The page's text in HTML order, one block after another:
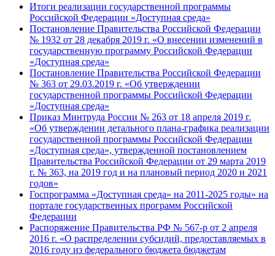
Итоги реализации государственной программы
Российской Федерации «Доступная среда»
Постановление Правительства Российской Федерации
№ 1932 от 28 декабря 2019 г. «О внесении изменений в
государственную программу Российской Федерации
«Доступная среда»
Постановление Правительства Российской Федерации
№ 363 от 29.03.2019 г. «Об утверждении
государственной программы Российской Федерации
«Доступная среда»
Приказ Минтруда России № 263 от 18 апреля 2019 г.
«Об утверждении детального плана-графика реализации
государственной программы Российской Федерации
«Доступная среда», утвержденной постановлением
Правительства Российской Федерации от 29 марта 2019
г. № 363, на 2019 год и на плановый период 2020 и 2021
годов»
Госпрограмма «Доступная среда» на 2011-2025 годы» на
портале государственных программ Российской
Федерации
Распоряжение Правительства РФ № 567-р от 2 апреля
2016 г. «О распределении субсидий, предоставляемых в
2016 году из федерального бюджета бюджетам